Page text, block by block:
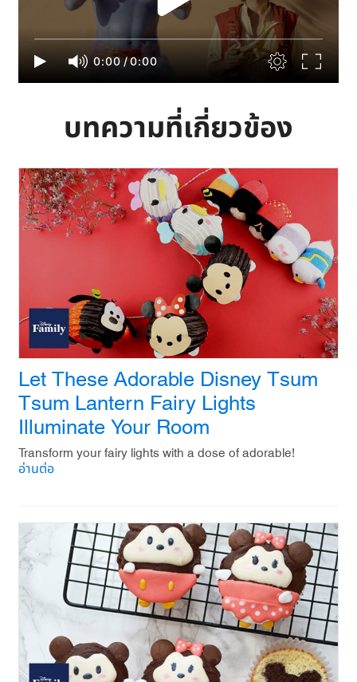
0:00 /0:00
บทความที่เกี่ยวข้อง
Let These Adorable Disney Tsum
Tsum Lantern Fairy Lights
Illuminate Your Room
Transform your fairy lights with a dose of adorable!
อ่านต่อ